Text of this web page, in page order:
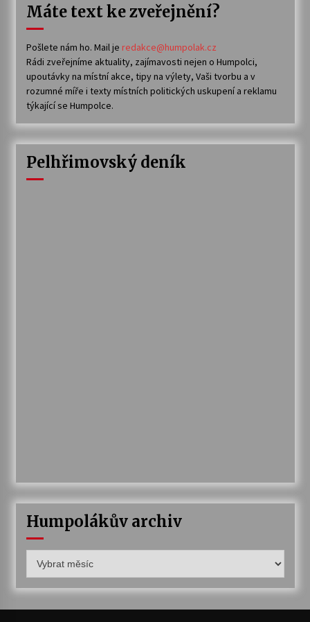
Máte text ke zveřejnění?
Pošlete nám ho. Mail je redakce@humpolak.cz
Rádi zveřejníme aktuality, zajímavosti nejen o Humpolci,
upoutávky na místní akce, tipy na výlety, Vaši tvorbu a v
rozumné míře i texty místních politických uskupení a reklamu
týkající se Humpolce.
Pelhřimovský deník
Humpolákův archiv
archiv